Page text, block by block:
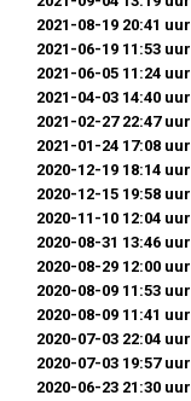
2021-08-19 20:41 uur
2021-06-19 11:53 uur
2021-06-05 11:24 uur
2021-04-03 14:40 uur
2021-02-27 22:47 uur
2021-01-24 17:08 uur
2020-12-19 18:14 uur
2020-12-15 19:58 uur
2020-11-10 12:04 uur
2020-08-31 13:46 uur
2020-08-29 12:00 uur
2020-08-09 11:53 uur
2020-08-09 11:41 uur
2020-07-03 22:04 uur
2020-07-03 19:57 uur
2020-06-23 21:30 uur